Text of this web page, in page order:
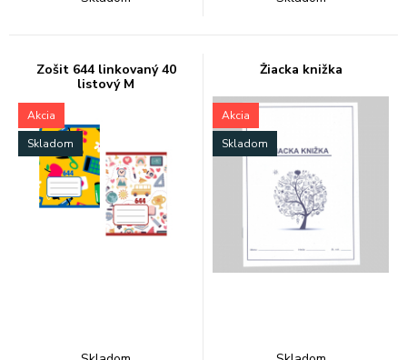
Zošit 644 linkovaný 40
listový M
Akcia
Skladom
Žiacka knižka
Akcia
Skladom